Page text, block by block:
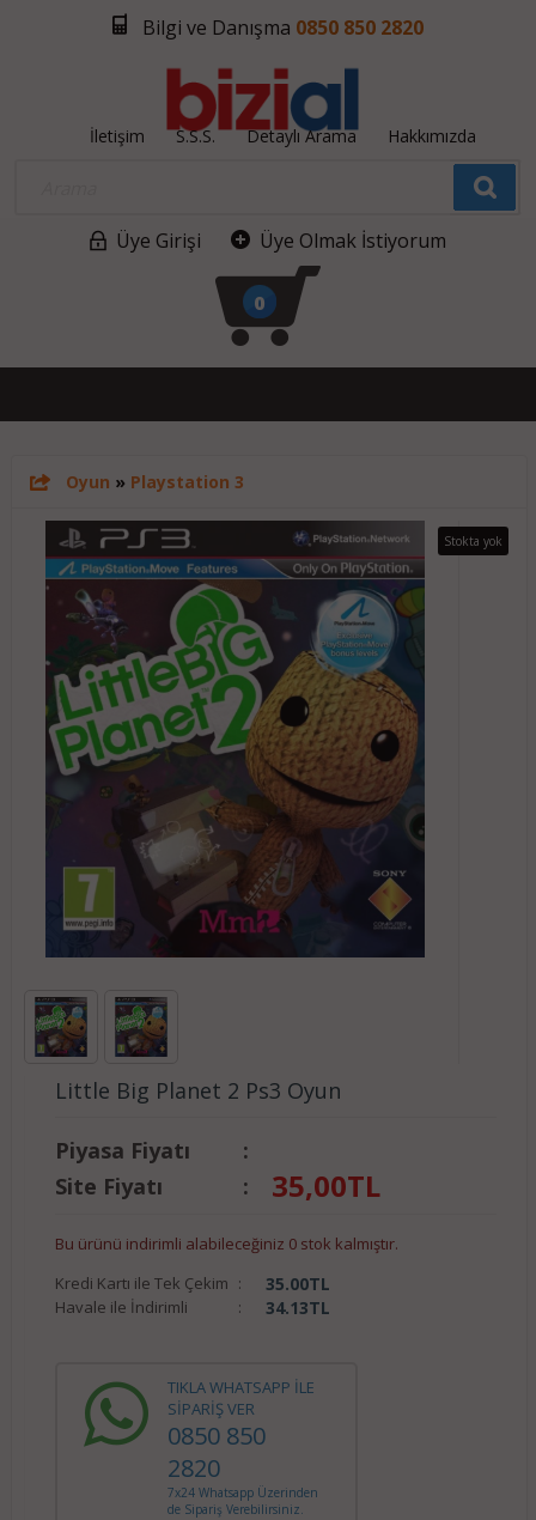
Bilgi ve Danışma 0850 850 2820
İletişim S.S.S. Detaylı Arama Hakkımızda
Üye Girişi Üye Olmak İstiyorum
0
Oyun » Playstation 3
Stokta yok
Little Big Planet 2 Ps3 Oyun
Piyasa Fiyatı
:
Site Fiyatı
: 35,00TL
Bu ürünü indirimli alabileceğiniz 0 stok kalmıştır.
Kredi Kartı ile Tek Çekim : 35.00TL
Havale ile İndirimli : 34.13TL
TIKLA WHATSAPP İLE
SİPARİŞ VER
0850 850
2820
7x24 Whatsapp Üzerinden
de Sipariş Verebilirsiniz.